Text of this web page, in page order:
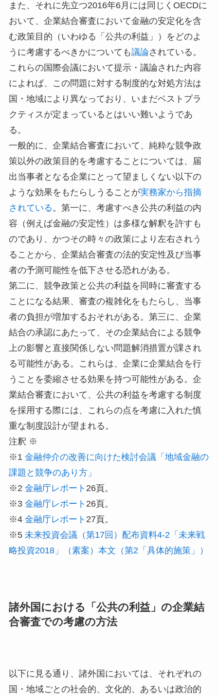
また、それに先立つ2016年6月には同じくOECDに
おいて、企業結合審査において金融の安定化を含
む政策目的（いわゆる「公共の利益」）をどのよ
うに考慮するべきかについても議論されている。
これらの国際会議において提示・議論された内容
によれば、この問題に対する制度的な対処方法は
国・地域により異なっており、いまだベストプラ
クティスが定まっているとはいい難いようであ
る。
一般的に、企業結合審査において、純粋な競争政
策以外の政策目的を考慮することについては、届
出当事者となる企業にとって望ましくない以下の
ような効果をもたらしうることが実務家から指摘
されている。第一に、考慮すべき公共の利益の内
容（例えば金融の安定性）は多様な解釈を許すも
のであり、かつその時々の政策により左右されう
ることから、企業結合審査の法的安定性及び当事
者の予測可能性を低下させる恐れがある。
第二に、競争政策と公共の利益を同時に審査する
ことになる結果、審査の複雑化をもたらし、当事
者の負担が増加するおそれがある。第三に、企業
結合の承認にあたって、その企業結合による競争
上の影響と直接関係しない問題解消措置が課され
る可能性がある。これらは、企業に企業結合を行
うことを委縮させる効果を持つ可能性がある。企
業結合審査において、公共の利益を考慮する制度
を採用する際には、これらの点を考慮に入れた慎
重な制度設計が望まれる。
注釈 ※
※1 金融仲介の改善に向けた検討会議「地域金融の
課題と競争のあり方」
※2 金融庁レポート 26頁。
※3 金融庁レポート 26頁。
※4 金融庁レポート 27頁。
※5 未来投資会議（第17回）配布資料4-2「未来戦
略投資2018」（素案）本文（第2「具体的施策」）
諸外国における「公共の利益」の企業結
合審査での考慮の方法
以下に見る通り、諸外国においては、それぞれの
国・地域ごとの社会的、文化的、あるいは政治的